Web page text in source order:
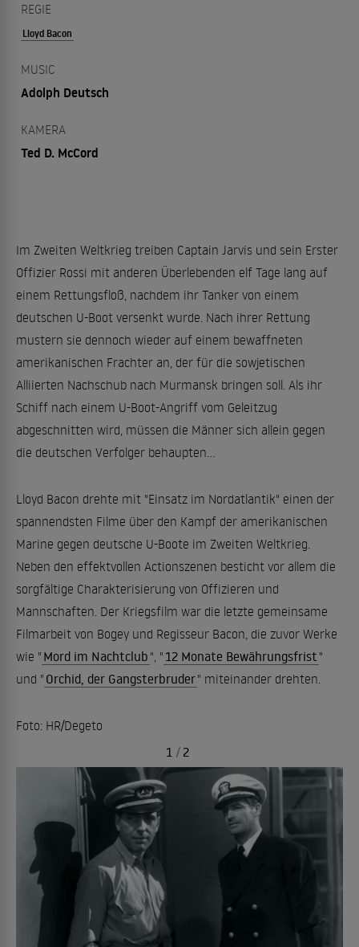
REGIE
Lloyd Bacon
MUSIC
Adolph Deutsch
KAMERA
Ted D. McCord
Im Zweiten Weltkrieg treiben Captain Jarvis und sein Erster
Offizier Rossi mit anderen Überlebenden elf Tage lang auf
einem Rettungsfloß, nachdem ihr Tanker von einem
deutschen U-Boot versenkt wurde. Nach ihrer Rettung
mustern sie dennoch wieder auf einem bewaffneten
amerikanischen Frachter an, der für die sowjetischen
Alliierten Nachschub nach Murmansk bringen soll. Als ihr
Schiff nach einem U-Boot-Angriff vom Geleitzug
abgeschnitten wird, müssen die Männer sich allein gegen
die deutschen Verfolger behaupten...
Lloyd Bacon drehte mit "Einsatz im Nordatlantik" einen der
spannendsten Filme über den Kampf der amerikanischen
Marine gegen deutsche U-Boote im Zweiten Weltkrieg.
Neben den effektvollen Actionszenen besticht vor allem die
sorgfältige Charakterisierung von Offizieren und
Mannschaften. Der Kriegsfilm war die letzte gemeinsame
Filmarbeit von Bogey und Regisseur Bacon, die zuvor Werke
wie " Mord im Nachtclub ", " 12 Monate Bewährungsfrist "
und " Orchid, der Gangsterbruder" miteinander drehten.
Foto: HR/Degeto
1 / 2